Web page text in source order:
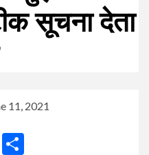
सूचना देता
11, 2021
Telegram